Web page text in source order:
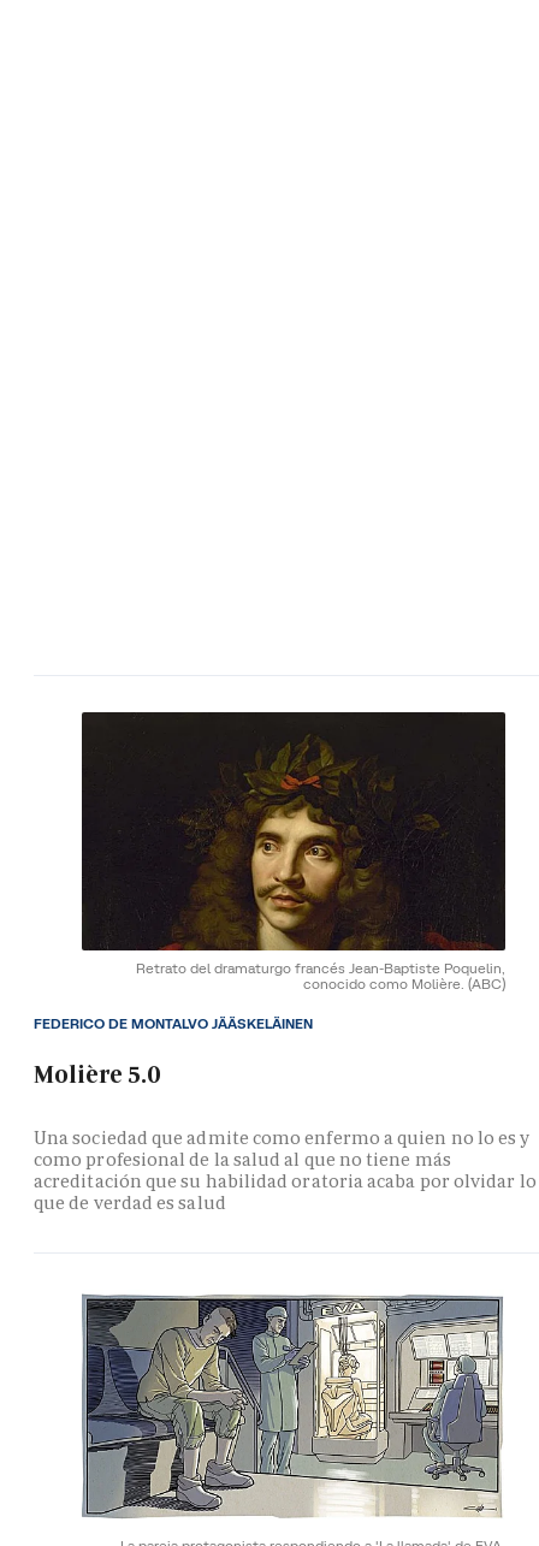
Retrato del dramaturgo francés Jean-Baptiste Poquelin,
conocido como Molière. (ABC)
Molière 5.0
Una sociedad que admite como enfermo a quien no lo es y
como profesional de la salud al que no tiene más
acreditación que su habilidad oratoria acaba por olvidar lo
que de verdad es salud
FEDERICO DE MONTALVO JÄÄSKELÄINEN